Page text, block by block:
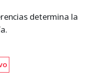
determina la